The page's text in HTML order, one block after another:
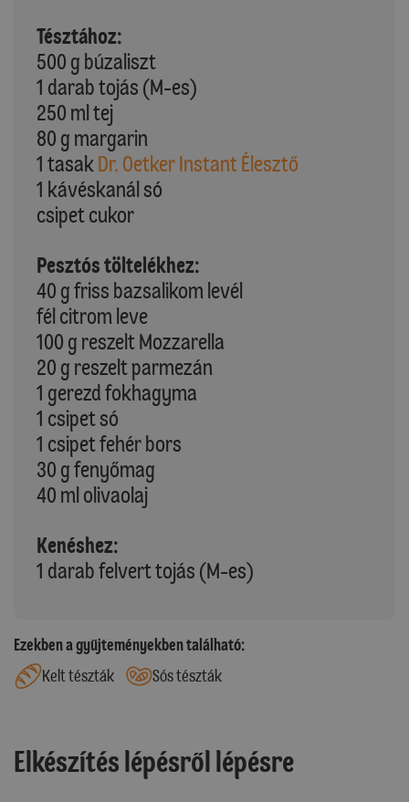
Tésztához:
500 g búzaliszt
1 darab tojás (M-es)
250 ml tej
80 g margarin
1 tasak Dr. Oetker Instant Élesztő
1 kávéskanál só
csipet cukor
Pesztós töltelékhez:
40 g friss bazsalikom levél
fél citrom leve
100 g reszelt Mozzarella
20 g reszelt parmezán
1 gerezd fokhagyma
1 csipet só
1 csipet fehér bors
30 g fenyőmag
40 ml olivaolaj
Kenéshez:
1 darab felvert tojás (M-es)
Ezekben a gyűjteményekben található:
Kelt tészták
Sós tészták
Elkészítés lépésről lépésre